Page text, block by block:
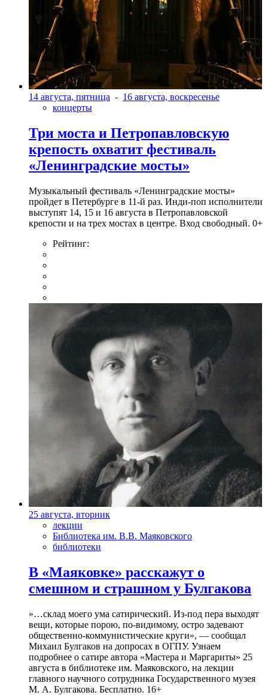
14 августа, пятница - 16 августа, воскресенье
концерты
Три моста и Петропавловскую
крепость охватит фестиваль
«Ленинградские мосты»
Музыкальный фестиваль «Ленинградские мосты»
пройдет в Петербурге в 11-й раз. Инди-поп исполнители
выступят 14, 15 и 16 августа в Петропавловской
крепости и на трех мостах в центре. Вход свободный. 0+
Рейтинг:
25 августа, вторник
лекции
Библиотека им. В.В. Маяковского
библиотеки
В «Маяковке» расскажут о
смешном и страшном у Булгакова
»…склад моего ума сатирический. Из-под пера выходят
вещи, которые порою, по-видимому, остро задевают
общественно-коммунистические круги», — сообщал
Михаил Булгаков на допросах в ОГПУ. Узнаем
подробнее о сатире автора «Мастера и Маргариты» 25
августа в библиотеке им. Маяковского, на лекции
главного научного сотрудника Государственного музея
М. А. Булгакова. Бесплатно. 16+